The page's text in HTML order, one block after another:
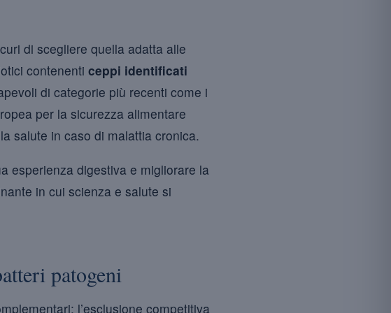
di scegliere quella adatta alle
contenenti ceppi identificati
di categorie più recenti come i
per la sicurezza alimentare
salute in caso di malattia cronica.
esperienza digestiva e migliorare la
in cui scienza e salute si
patogeni
l’esclusione competitiva